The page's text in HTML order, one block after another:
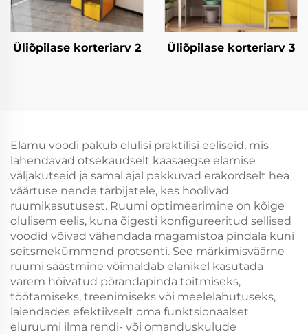
Üliõpilase korteriarv 2 Üliõpilase korteriarv 3
Elamu voodi pakub olulisi praktilisi eeliseid, mis
lahendavad otsekaudselt kaasaegse elamise
väljakutseid ja samal ajal pakkuvad erakordselt hea
väärtuse nende tarbijatele, kes hoolivad
ruumikasutusest. Ruumi optimeerimine on kõige
olulisem eelis, kuna õigesti konfigureeritud sellised
voodid võivad vähendada magamistoa pindala kuni
seitsmekümmend protsenti. See märkimisväärne
ruumi säästmine võimaldab elanikel kasutada
varem hõivatud põrandapinda toitmiseks,
töötamiseks, treenimiseks või meelelahutuseks,
laiendades efektiivselt oma funktsionaalset
eluruumi ilma rendi- või omanduskulude